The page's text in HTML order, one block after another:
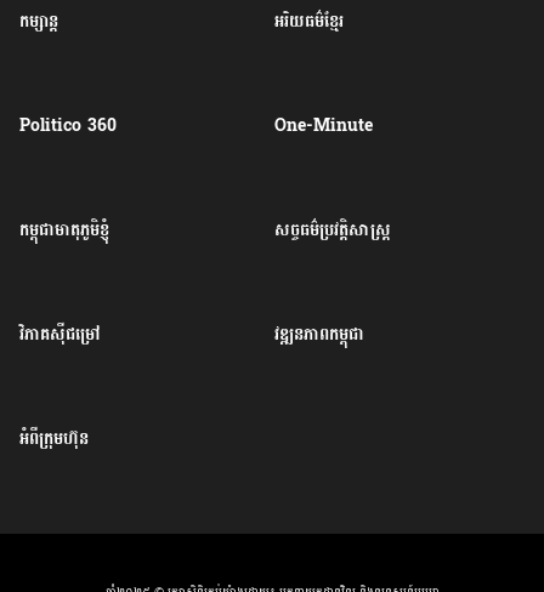
កម្សាន្ត អរិយធម៌ខ្មែរ
Politico 360 One-Minute
កម្ពុជាមាតុភូមិខ្ញុំ សច្ចធម៌ប្រវត្តិសាស្ត្រ
វិភាគសុីជម្រៅ វឌ្ឍនភាពកម្ពុជា
អំពីក្រុមហ៊ុន